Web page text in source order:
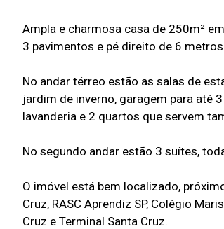
Ampla e charmosa casa de 250m²
3 pavimentos e pé direito de 6
No andar térreo estão as salas de
jardim de inverno, garagem para até
lavanderia e 2 quartos que servem
No segundo andar estão 3 suítes,
O imóvel está bem localizado,
Cruz, RASC Aprendiz SP, Colégio
Cruz e Terminal Santa Cruz.